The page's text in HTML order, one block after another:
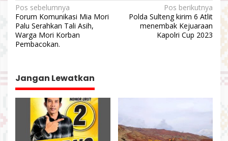
N
a
v
i
a
s
Pos sebelumnya
Forum Komunikasi Mia Mori
Palu Serahkan Tali Asih,
Warga Mori Korban
Pembacokan.
Pos berikutnya
Polda Sulteng kirim 6 Atlit
menembak Kejuaraan
Kapolri Cup 2023
Jangan Lewatkan